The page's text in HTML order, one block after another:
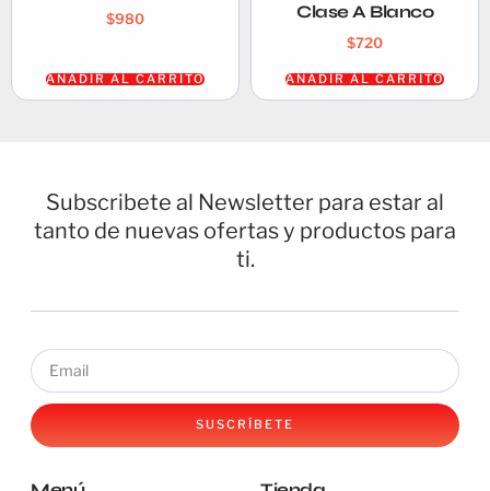
$980
AÑADIR AL CARRITO
Clase A Blanco
$720
AÑADIR AL CARRITO
Subscribete al Newsletter para estar al
tanto de nuevas ofertas y productos para
ti.
SUSCRÍBETE